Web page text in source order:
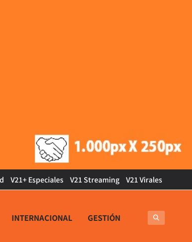
V21+ Especiales V21 Streaming V21 Virales
INTERNACIONAL GESTIÓN